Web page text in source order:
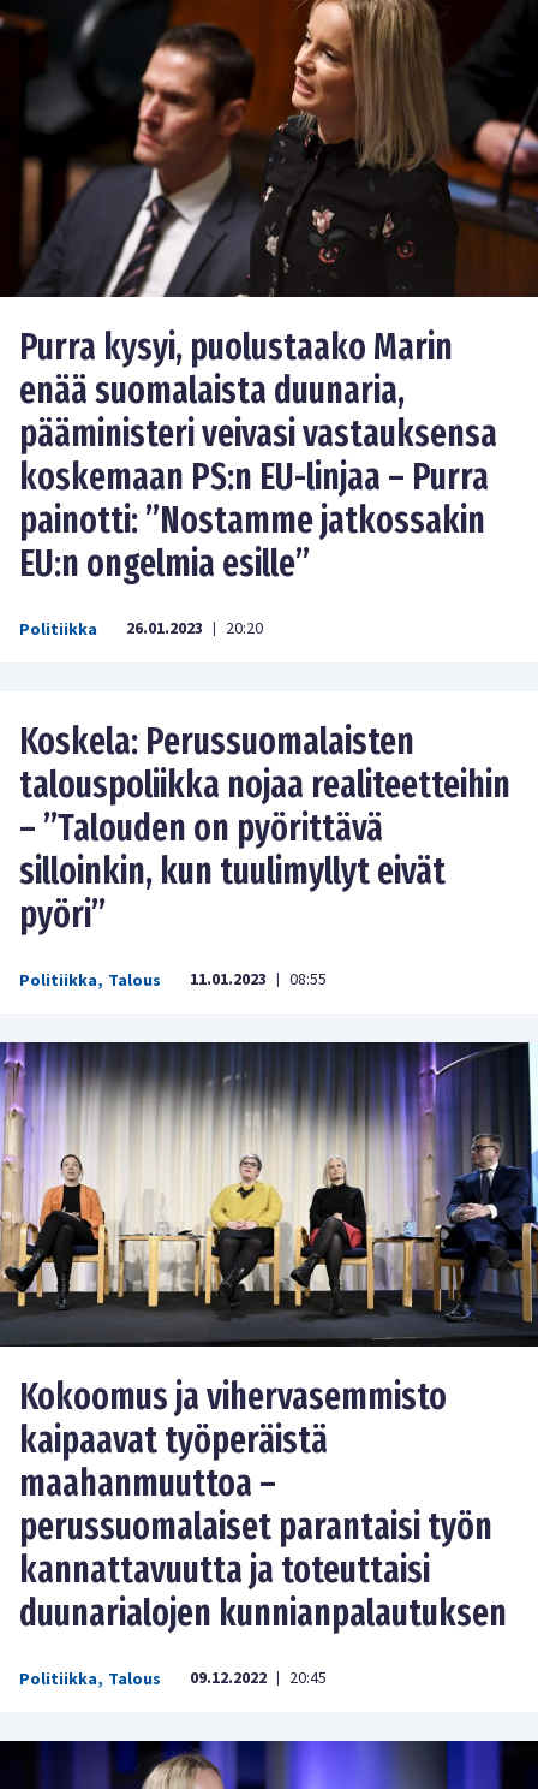
Purra kysyi, puolustaako Marin
enää suomalaista duunaria,
pääministeri veivasi vastauksensa
koskemaan PS:n EU-linjaa – Purra
painotti: ”Nostamme jatkossakin
EU:n ongelmia esille”
Politiikka 26.01.2023 | 20:20
Koskela: Perussuomalaisten
talouspoliikka nojaa realiteetteihin
– ”Talouden on pyörittävä
silloinkin, kun tuulimyllyt eivät
pyöri”
Politiikka, Talous 11.01.2023 | 08:55
Kokoomus ja vihervasemmisto
kaipaavat työperäistä
maahanmuuttoa –
perussuomalaiset parantaisi työn
kannattavuutta ja toteuttaisi
duunarialojen kunnianpalautuksen
Politiikka, Talous 09.12.2022 | 20:45